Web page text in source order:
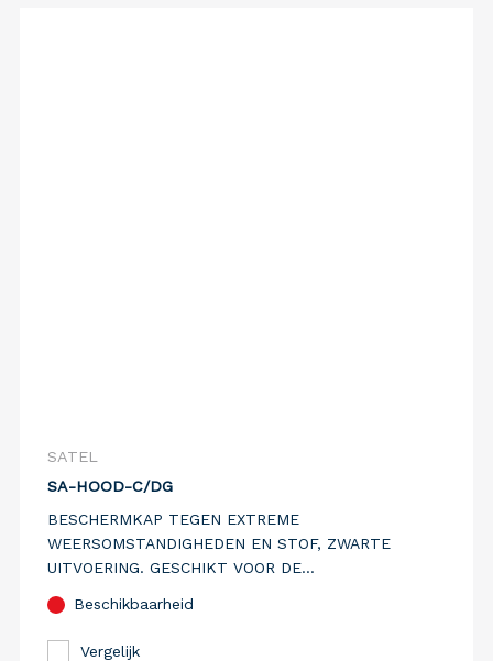
SATEL
SA-HOOD-C/DG
BESCHERMKAP TEGEN EXTREME
WEERSOMSTANDIGHEDEN EN STOF, ZWARTE
UITVOERING. GESCHIKT VOOR DE
PLUS, SA-OPAL PRO EN SA-AOD REEKS.
Beschikbaarheid
Vergelijk